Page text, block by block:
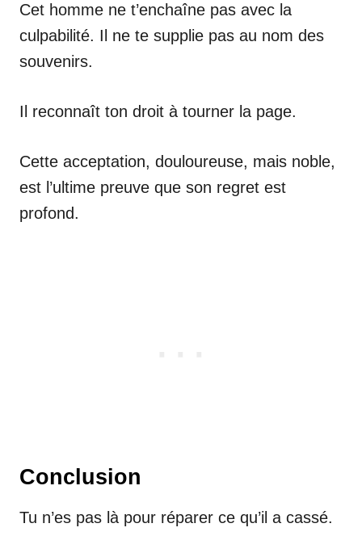
Cet homme ne t’enchaîne pas avec la
culpabilité. Il ne te supplie pas au nom des
souvenirs.
Il reconnaît ton droit à tourner la page.
Cette acceptation, douloureuse, mais noble,
est l’ultime preuve que son regret est
profond.
Conclusion
Tu n’es pas là pour réparer ce qu’il a cassé.